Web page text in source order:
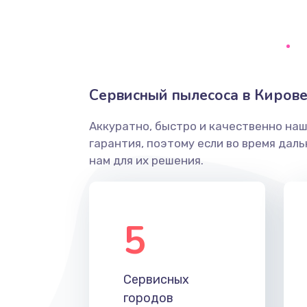
Сервисный пылесоса в Кирове
Аккуратно, быстро и качественно
гарантия, поэтому если во время
нам для их решения.
5
Сервисных
городов